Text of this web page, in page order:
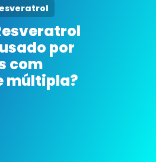
por
com
múltipla?